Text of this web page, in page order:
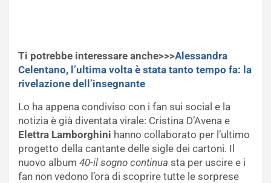
Ti potrebbe interessare anche>>>Alessandra
Celentano, l’ultima volta è stata tanto tempo fa: la
rivelazione dell’insegnante
Lo ha appena condiviso con i fan sui social e la
notizia è già diventata virale: Cristina D’Avena e
Elettra Lamborghini hanno collaborato per l’ultimo
progetto della cantante delle sigle dei cartoni. Il
nuovo album 40-il sogno continua sta per uscire e i
fan non vedono l’ora di scoprire tutte le sorprese